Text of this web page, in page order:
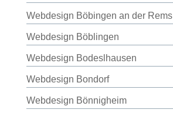
Webdesign Böbingen an der Rems
Webdesign Böblingen
Webdesign Bodeslhausen
Webdesign Bondorf
Webdesign Bönnigheim